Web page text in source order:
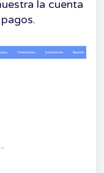
la cuenta